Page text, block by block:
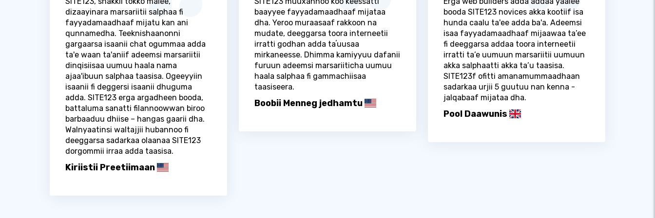
dizaayinara marsariitii salphaa fi
fayyadamaadhaaf mijatu kan ani
qunnamedha. Teeknishaanonni
gargaarsa isaanii chat ogummaa adda
ta'e waan ta'aniif adeemsi marsariitii
dinqisiisaa uumuu haala nama
ajaa'ibuun salphaa taasisa. Ogeeyyiin
isaanii fi deggersi isaanii dhuguma
adda. SITE123 erga argadheen booda,
battaluma sanatti filannoowwan biroo
barbaaduu dhiise – hangas gaarii dha.
Walnyaatinsi waltajjii hubannoo fi
deeggarsa sadarkaa olaanaa SITE123
dorgommii irraa adda taasisa.
Kiriistii Preetiimaan
baayyee fayyadamaadhaaf mijataa
dha. Yeroo muraasaaf rakkoon na
mudate, deeggarsa toora interneetii
irratti godhan adda taʼuusaa
mirkaneesse. Dhimma kamiyyuu dafanii
furuun adeemsi marsariiticha uumuu
haala salphaa fi gammachiisaa
taasiseera.
Boobii Menneg jedhamtu
booda SITE123 novices akka kootiif isa
hunda caalu ta'ee adda ba'a. Adeemsi
isaa fayyadamaadhaaf mijaawaa ta’ee
fi deeggarsa addaa toora interneetii
irratti ta’e uumuun marsariitii uumuun
akka salphaatti akka ta’u taasisa.
SITE123f ofitti amanamummaadhaan
sadarkaa urjii 5 guutuu nan kenna -
jalqabaaf mijataa dha.
Pool Daawunis